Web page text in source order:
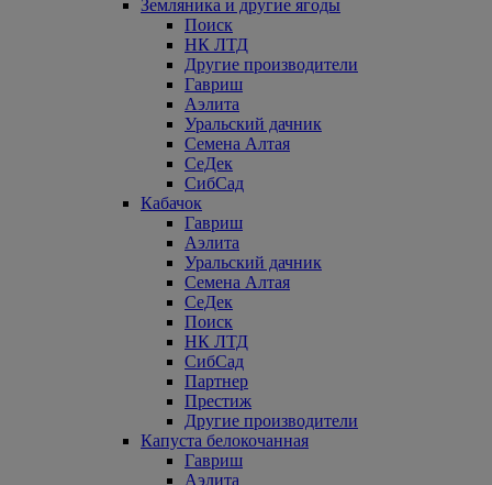
Земляника и другие ягоды
Поиск
НК ЛТД
Другие производители
Гавриш
Аэлита
Уральский дачник
Семена Алтая
СеДек
СибСад
Кабачок
Гавриш
Аэлита
Уральский дачник
Семена Алтая
СеДек
Поиск
НК ЛТД
СибСад
Партнер
Престиж
Другие производители
Капуста белокочанная
Гавриш
Аэлита